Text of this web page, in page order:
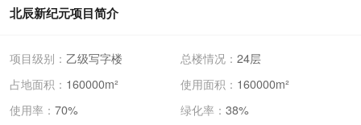
北辰新纪元项目简介
项目级别： 乙级写字楼 总楼情况： 24层
占地面积： 160000m² 使用面积： 160000m²
使用率： 70% 绿化率： 38%